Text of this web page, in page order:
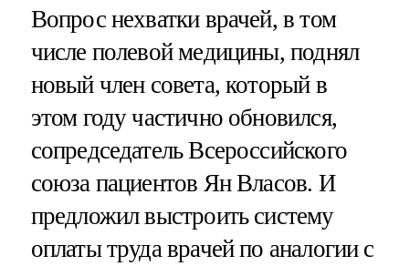
Вопрос нехватки врачей, в том
числе полевой медицины, поднял
новый член совета, который в
этом году частично обновился,
сопредседатель Всероссийского
союза пациентов Ян Власов. И
предложил выстроить систему
оплаты труда врачей по аналогии с